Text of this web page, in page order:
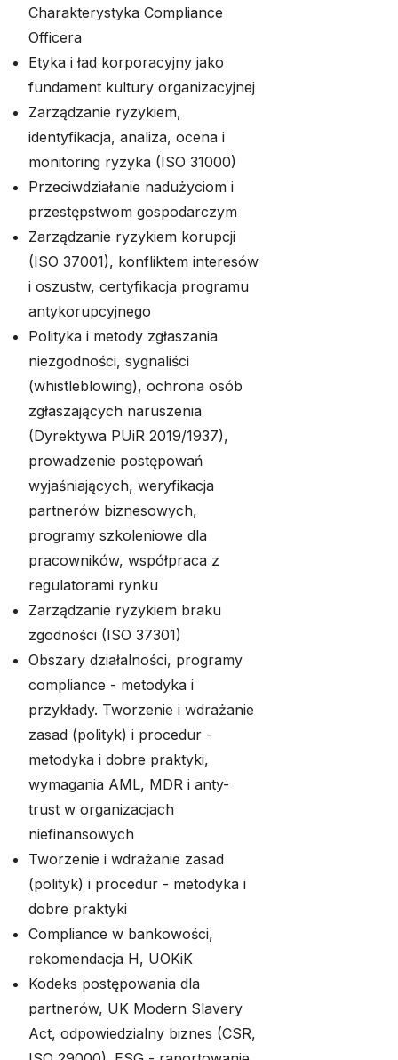
Charakterystyka Compliance
Officera
Etyka i ład korporacyjny jako
fundament kultury organizacyjnej
Zarządzanie ryzykiem,
identyfikacja, analiza, ocena i
monitoring ryzyka (ISO 31000)
Przeciwdziałanie nadużyciom i
przestępstwom gospodarczym
Zarządzanie ryzykiem korupcji
(ISO 37001), konfliktem interesów
i oszustw, certyfikacja programu
antykorupcyjnego
Polityka i metody zgłaszania
niezgodności, sygnaliści
(whistleblowing), ochrona osób
zgłaszających naruszenia
(Dyrektywa PUiR 2019/1937),
prowadzenie postępowań
wyjaśniających, weryfikacja
partnerów biznesowych,
programy szkoleniowe dla
pracowników, współpraca z
regulatorami rynku
Zarządzanie ryzykiem braku
zgodności (ISO 37301)
Obszary działalności, programy
compliance - metodyka i
przykłady. Tworzenie i wdrażanie
zasad (polityk) i procedur -
metodyka i dobre praktyki,
wymagania AML, MDR i anty-
trust w organizacjach
niefinansowych
Tworzenie i wdrażanie zasad
(polityk) i procedur - metodyka i
dobre praktyki
Compliance w bankowości,
rekomendacja H, UOKiK
Kodeks postępowania dla
partnerów, UK Modern Slavery
Act, odpowiedzialny biznes (CSR,